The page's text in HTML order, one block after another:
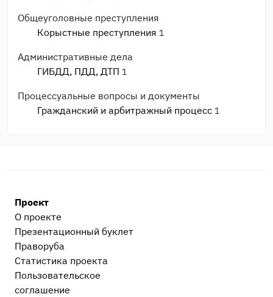
Общеуголовные преступления
Корыстные преступления 1
Административные дела
ГИБДД, ПДД, ДТП 1
Процессуальные вопросы и документы
Гражданский и арбитражный процесс 1
категории
Сообщество Праворуб
Проект
О проекте
Презентационный букл​ет
Праворуба
Статистика проекта
Пользовательское
соглашение